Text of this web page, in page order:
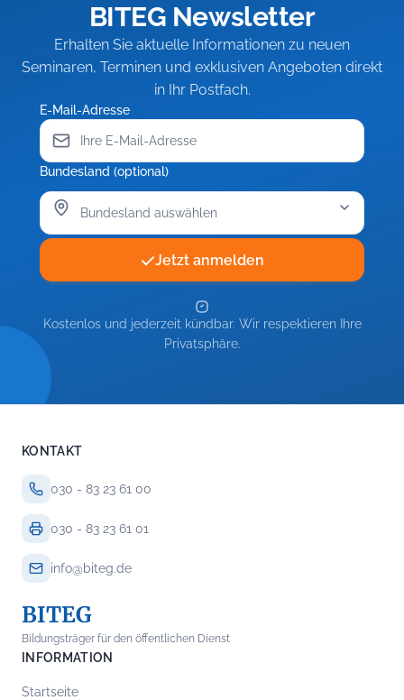
BITEG Newsletter
Erhalten Sie aktuelle Informationen zu neuen
Seminaren, Terminen und exklusiven Angeboten direkt
in Ihr Postfach.
E-Mail-Adresse
Bundesland (optional)
Jetzt anmelden
Kostenlos und jederzeit kündbar. Wir respektieren Ihre
Privatsphäre.
KONTAKT
030 - 83 23 61 00
030 - 83 23 61 01
info@biteg.de
BITEG
Bildungsträger für den öffentlichen Dienst
INFORMATION
Startseite